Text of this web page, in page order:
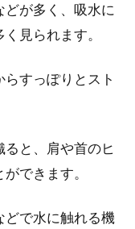
どが多く、吸水に
見られます。
すっぽりとスト
と、肩や首のヒ
できます。
どで水に触れる機